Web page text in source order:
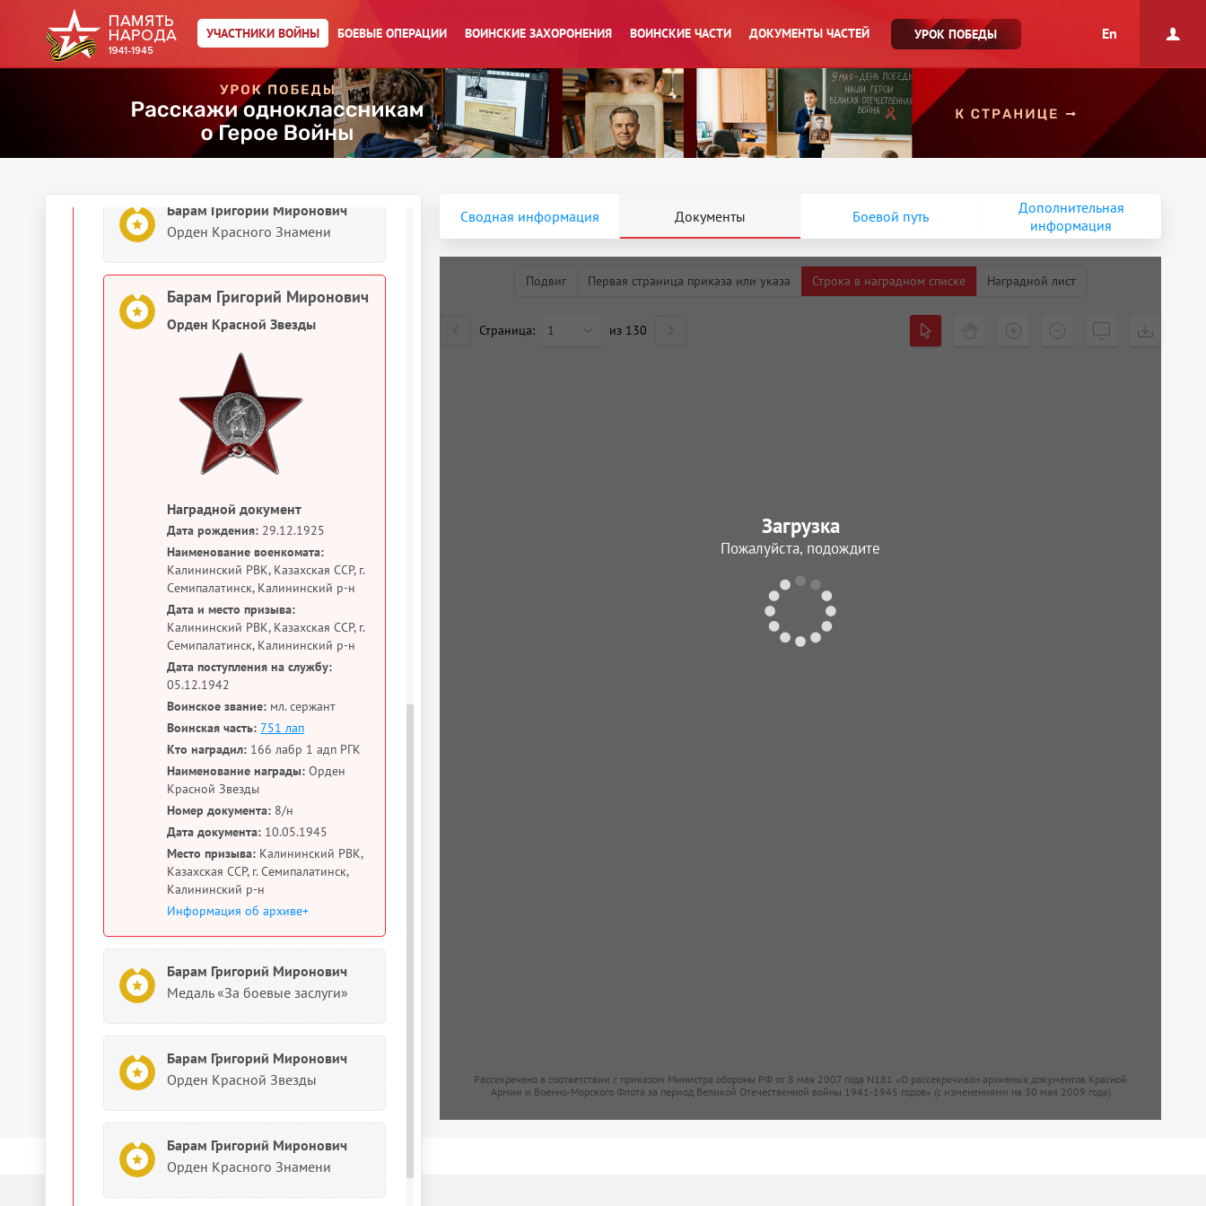
УЧАСТНИКИ ВОЙНЫ БОЕВЫЕ ОПЕРАЦИИ ВОИНСКИЕ ЗАХОРОНЕНИЯ ВОИНСКИЕ ЧАСТИ ДОКУМЕНТЫ ЧАСТЕЙ УРОК ПОБЕДЫ En
1945
Документы о награждении
Барам Григорий Миронович
Медаль «За боевые заслуги»
Барам Григорий Миронович
Орден Красного Знамени
Барам Григорий Миронович
Орден Красной Звезды
Наградной документ
Дата рождения: 29.12.1925
Наименование военкомата:
Калининский РВК, Казахская ССР, г.
Семипалатинск, Калининский р-н
Дата и место призыва:
Калининский РВК, Казахская ССР, г.
Семипалатинск, Калининский р-н
Дата поступления на службу:
05.12.1942
Воинское звание: мл. сержант
Воинская часть: 751 лап
Кто наградил: 166 лабр 1 адп РГК
Наименование награды: Орден
Красной Звезды
Номер документа: 8/н
Дата документа: 10.05.1945
Место призыва: Калининский РВК,
Казахская ССР, г. Семипалатинск,
Калининский р-н
Информация об архиве+
Барам Григорий Миронович
Медаль «За боевые заслуги»
Барам Григорий Миронович
Орден Красной Звезды
Барам Григорий Миронович
Орден Красного Знамени
Сводная информация Документы Боевой путь
Дополнительная
информация
Подвиг Первая страница приказа или указа Строка в наградном списке Наградной лист
Страница: 1 из 130
Рассекречено в соответствии с приказом Министра обороны РФ от 8 мая 2007 года N181 «О рассекречиван архивных документов Красной
Армии и Военно-Морского Флота за период Великой Отечественной войны 1941-1945 годов» (с изменениями на 30 мая 2009 года)
Загрузка
Пожалуйста, подождите